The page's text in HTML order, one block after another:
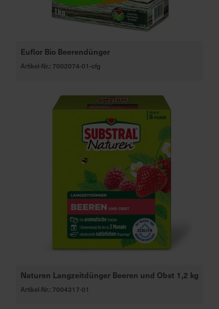
Euflor Bio Beerendünger
Artikel-Nr.: 7002074-01-cfg
Naturen Langzeitdünger Beeren und Obst 1,2 kg
Artikel-Nr.: 7004317-01